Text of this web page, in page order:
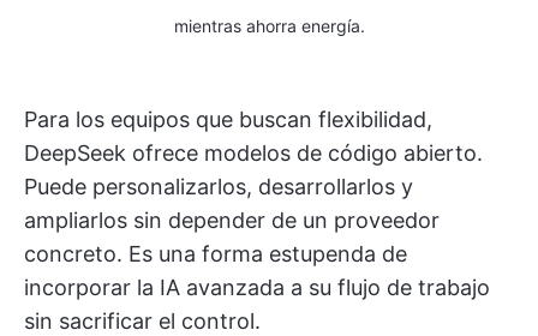
mientras ahorra energía.
Para los equipos que buscan flexibilidad,
DeepSeek ofrece modelos de código abierto.
Puede personalizarlos, desarrollarlos y
ampliarlos sin depender de un proveedor
concreto. Es una forma estupenda de
incorporar la IA avanzada a su flujo de trabajo
sin sacrificar el control.